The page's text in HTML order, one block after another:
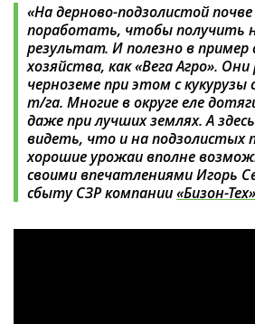
«На дерново-подзолистой
поработать, чтобы получить
результат. И полезно в
хозяйства, как «Вега Агро».
черноземе при этом с
т/га. Многие в округе еле
даже при лучших землях. А
видеть, что и на подзолистых
хорошие урожаи вполне
своими впечатлениями Игорь
сбыту СЗР компании«Бизон-Тех»